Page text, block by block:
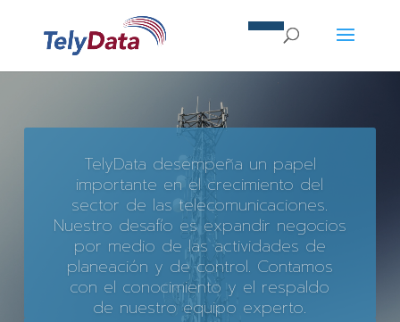
TelyData desempeña un papel
importante en el crecimiento del
sector de las telecomunicaciones.
Nuestro desafío es expandir negocios
por medio de las actividades de
planeación y de control. Contamos
con el conocimiento y el respaldo
de nuestro equipo experto.